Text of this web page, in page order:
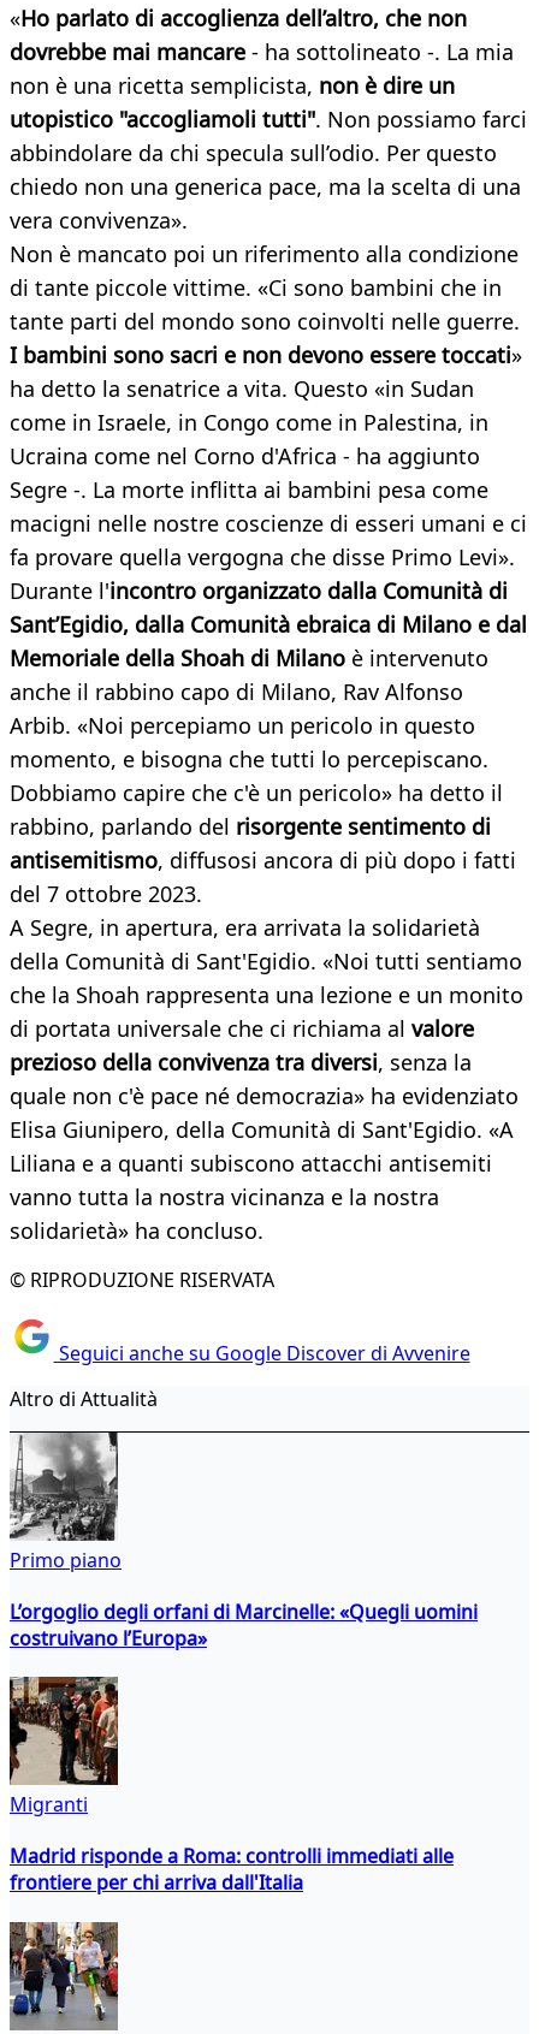
«Ho parlato di accoglienza dell’altro, che non
dovrebbe mai mancare - ha sottolineato -. La mia
non è una ricetta semplicista, non è dire un
utopistico "accogliamoli tutti". Non possiamo farci
abbindolare da chi specula sull’odio. Per questo
chiedo non una generica pace, ma la scelta di una
vera convivenza».
Non è mancato poi un riferimento alla condizione
di tante piccole vittime. «Ci sono bambini che in
tante parti del mondo sono coinvolti nelle guerre.
I bambini sono sacri e non devono essere toccati»
ha detto la senatrice a vita. Questo «in Sudan
come in Israele, in Congo come in Palestina, in
Ucraina come nel Corno d'Africa - ha aggiunto
Segre -. La morte inflitta ai bambini pesa come
macigni nelle nostre coscienze di esseri umani e ci
fa provare quella vergogna che disse Primo Levi».
Durante l'incontro organizzato dalla Comunità di
Sant’Egidio, dalla Comunità ebraica di Milano e dal
Memoriale della Shoah di Milano è intervenuto
anche il rabbino capo di Milano, Rav Alfonso
Arbib. «Noi percepiamo un pericolo in questo
momento, e bisogna che tutti lo percepiscano.
Dobbiamo capire che c'è un pericolo» ha detto il
rabbino, parlando del risorgente sentimento di
antisemitismo, diffusosi ancora di più dopo i fatti
del 7 ottobre 2023.
A Segre, in apertura, era arrivata la solidarietà
della Comunità di Sant'Egidio. «Noi tutti sentiamo
che la Shoah rappresenta una lezione e un monito
di portata universale che ci richiama al valore
prezioso della convivenza tra diversi, senza la
quale non c'è pace né democrazia» ha evidenziato
Elisa Giunipero, della Comunità di Sant'Egidio. «A
Liliana e a quanti subiscono attacchi antisemiti
vanno tutta la nostra vicinanza e la nostra
solidarietà» ha concluso.
© RIPRODUZIONE RISERVATA
Seguici anche su Google Discover di Avvenire
Altro di Attualità
Primo piano
L’orgoglio degli orfani di Marcinelle: «Quegli uomini
costruivano l’Europa»
Migranti
Madrid risponde a Roma: controlli immediati alle
frontiere per chi arriva dall'Italia